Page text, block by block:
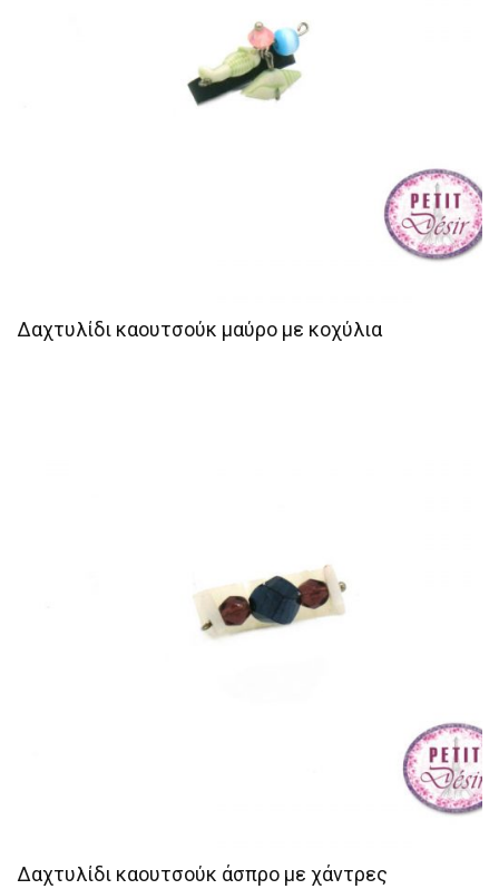
Δαχτυλίδι καουτσούκ μαύρο με κοχύλια
Δαχτυλίδι καουτσούκ άσπρο με χάντρες